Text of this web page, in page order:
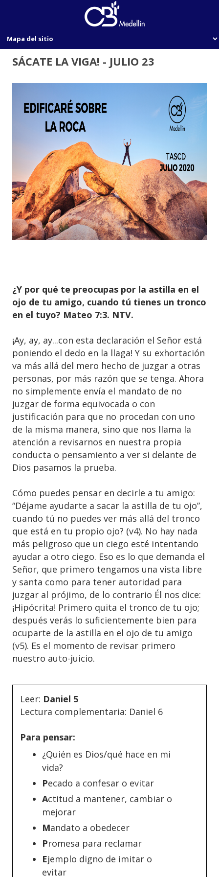
SÁCATE LA VIGA! - JULIO 23
¿Y por qué te preocupas por la astilla en el
ojo de tu amigo, cuando tú tienes un tronco
en el tuyo? Mateo 7:3. NTV.
¡Ay, ay, ay...con esta declaración el Señor está
poniendo el dedo en la llaga! Y su exhortación
va más allá del mero hecho de juzgar a otras
personas, por más razón que se tenga. Ahora
no simplemente envía el mandato de no
juzgar de forma equivocada o con
justificación para que no procedan con uno
de la misma manera, sino que nos llama la
atención a revisarnos en nuestra propia
conducta o pensamiento a ver si delante de
Dios pasamos la prueba.
Cómo puedes pensar en decirle a tu amigo:
“Déjame ayudarte a sacar la astilla de tu ojo”,
cuando tú no puedes ver más allá del tronco
que está en tu propio ojo? (v4). No hay nada
más peligroso que un ciego esté intentando
ayudar a otro ciego. Eso es lo que demanda el
Señor, que primero tengamos una vista libre
y santa como para tener autoridad para
juzgar al prójimo, de lo contrario Él nos dice:
¡Hipócrita! Primero quita el tronco de tu ojo;
después verás lo suficientemente bien para
ocuparte de la astilla en el ojo de tu amigo
(v5). Es el momento de revisar primero
nuestro auto-juicio.
Leer: Daniel 5
Lectura complementaria: Daniel 6
Para pensar:
¿Quién es Dios/qué hace en mi
vida?
Pecado a confesar o evitar
Actitud a mantener, cambiar o
mejorar
Mandato a obedecer
Promesa para reclamar
Ejemplo digno de imitar o
evitar